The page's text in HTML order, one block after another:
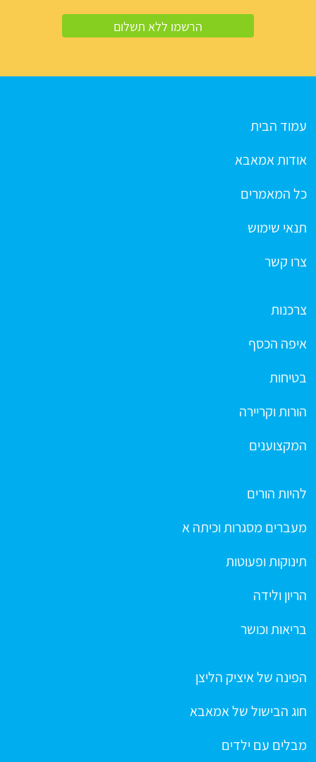
עמוד הבית
אודות אמאבא
כל המאמרים
תנאי שימוש
צרו קשר
צרכנות
איפה הכסף
בטיחות
הורות וקריירה
המקצוענים
להיות הורים
מעברים מסגרות וכיתה א
תינוקות ופעוטות
הריון ולידה
בריאות וכושר
הפינה של איציק הליצן
חוג הבישול של אמאבא
מבלים עם ילדים